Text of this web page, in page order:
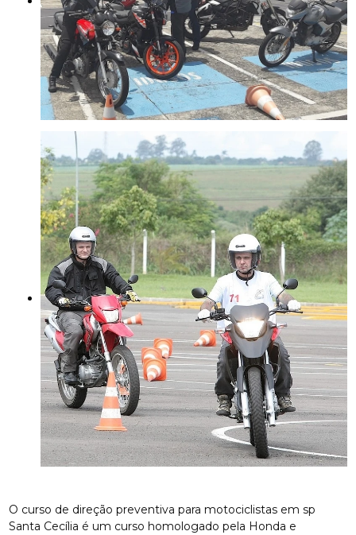
O curso de direção preventiva para motociclistas em sp
Santa Cecília é um curso homologado pela Honda e